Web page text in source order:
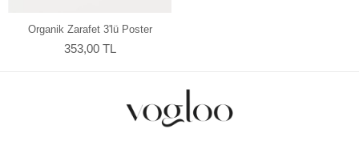
Organik Zarafet 3'lü Poster
353,00 TL